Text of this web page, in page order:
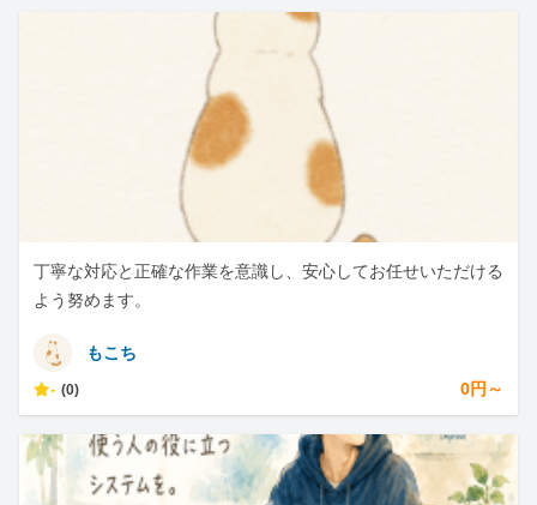
丁寧な対応と正確な作業を意識し、安心してお任せいただける
よう努めます。
もこち
- (0) 0円～